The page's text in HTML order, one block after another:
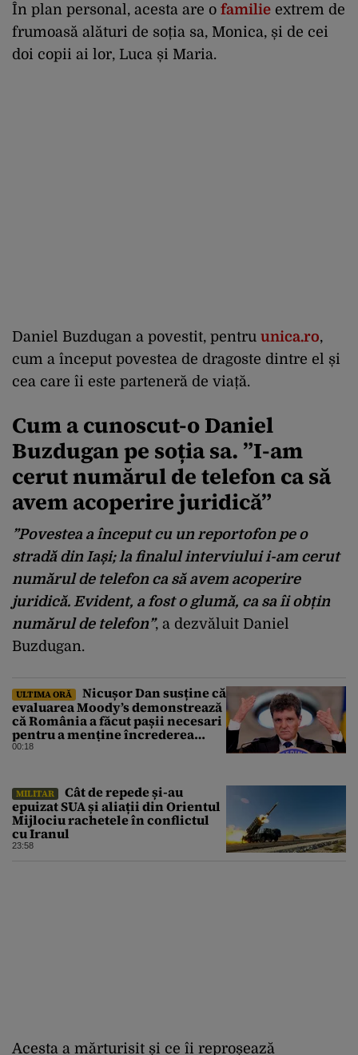
În plan personal, acesta are o familie extrem de
frumoasă alături de soția sa, Monica, și de cei
doi copii ai lor, Luca și Maria.
Daniel Buzdugan a povestit, pentru unica.ro,
cum a început povestea de dragoste dintre el și
cea care îi este parteneră de viață.
Cum a cunoscut-o Daniel
Buzdugan pe soția sa. ”I-am
cerut numărul de telefon ca să
avem acoperire juridică”
”Povestea a început cu un reportofon pe o
stradă din Iași; la finalul interviului i-am cerut
numărul de telefon ca să avem acoperire
juridică. Evident, a fost o glumă, ca sa îi obțin
numărul de telefon”, a dezvăluit Daniel
Buzdugan.
ULTIMA ORĂ
Nicușor Dan susține că
evaluarea Moody’s demonstrează
că România a făcut pașii necesari
pentru a menține încrederea
investitorilor: „Totuși,
00:18
MILITAR
Cât de repede și-au
epuizat SUA și aliații din Orientul
Mijlociu rachetele în conflictul
cu Iranul
23:58
Acesta a mărturisit și ce îi reproșează